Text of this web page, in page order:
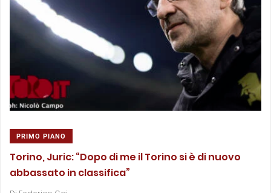
PRIMO PIANO
Torino, Juric: “Dopo di me il Torino si è di nuovo
abbassato in classifica”